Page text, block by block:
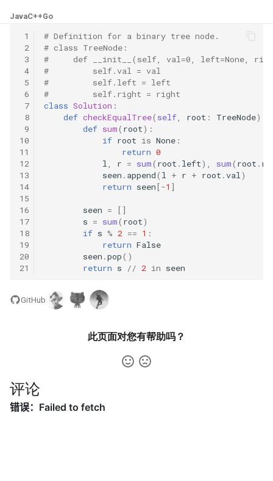
30. 包含 min 函数的栈
31. 栈的压入、弹出序列
32.1. 从上到下打印二叉树
32.2. 从上到下打印二叉树 II
32.3. 从上到下打印二叉树 III
33. 二叉搜索树的后序遍历序
34. 二叉树中和为某一值的路
35. 复杂链表的复制
36. 二叉搜索树与双向链表
的数字
25. 链表中的两数相加
26. 重排链表
27. 回文链表
28. 展平多级双向链表
29. 排序的循环链表
30. 插入、删除和随机访问都
是 O(1) 的容器
31. 最近最少使用缓存
32. 有效的变位词
33. 变位词组
34. 外星语言是否排序
37. 小行星碰撞
4.6. 后继者
4.8. 首个共同祖先
4.9. 二叉搜索树序列
4.10. 检查子树
4.12. 求和路径
5.1. 插入
5.2. 二进制数转字符串
5.3. 翻转数位
5.4. 下一个数
5.6. 整数转换
8.1. 三步问题
JavaC++Go
1
2
3
4
5
6
7
8
9
10
11
12
13
14
15
16
17
18
19
20
21
# Definition for a binary tree node.
# class TreeNode:
#     def __init__(self, val=0, left=None,
#         self.val = val
#         self.left = left
#         self.right = right
class Solution :
def checkEqualTree( self, root : TreeNode)
def sum( root):
if root is None :
return 0
l, r = sum( root . left), sum( root .
seen . append( l + r + root .val)
return seen[-1 ]
seen =
[]
s = sum( root)
if s % 2 == 1 :
return False
seen .pop()
return s // 2 in seen
GitHub
此页面对您有帮助吗？
评论